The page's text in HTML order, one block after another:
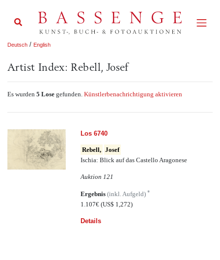
Deutsch / English
Artist Index: Rebell, Josef
Es wurden 5 Lose gefunden. Künstlerbenachrichtigung aktivieren
Los 6740
Rebell, Josef
Ischia: Blick auf das Castello Aragonese
Auktion 121
Ergebnis(inkl. Aufgeld)*
1.107€(US$ 1,272)
Details